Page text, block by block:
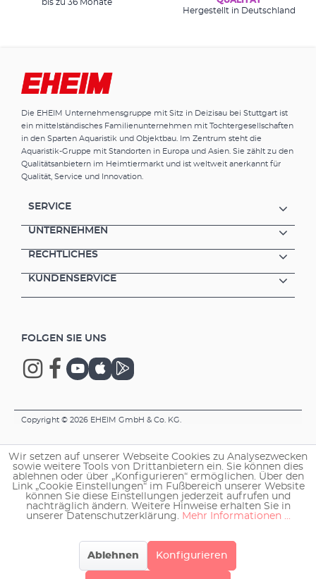
bis zu 36 Monate
Hergestellt in Deutschland
Die EHEIM Unternehmensgruppe mit Sitz in Deizisau bei Stuttgart ist
ein mittelständisches Familienunternehmen mit Tochtergesellschaften
in den Sparten Aquaristik und Objektbau. Im Zentrum steht die
Aquaristik-Gruppe mit Standorten in Europa und Asien. Sie zählt zu den
Qualitätsanbietern im Heimtiermarkt und ist weltweit anerkannt für
Qualität, Service und Innovation.
SERVICE
UNTERNEHMEN
RECHTLICHES
KUNDENSERVICE
FOLGEN SIE UNS
Copyright © 2026 EHEIM GmbH & Co. KG.
Wir setzen auf unserer Webseite Cookies zu Analysezwecken
sowie weitere Tools von Drittanbietern ein. Sie können dies
ablehnen oder über „Konfigurieren“ ermöglichen. Über den
Link „Cookie Einstellungen“ im Fußbereich unserer Website
können Sie diese Einstellungen jederzeit aufrufen und
nachträglich ändern. Weitere Hinweise erhalten Sie in
unserer Datenschutzerklärung. Mehr Informationen ...
Ablehnen Konfigurieren